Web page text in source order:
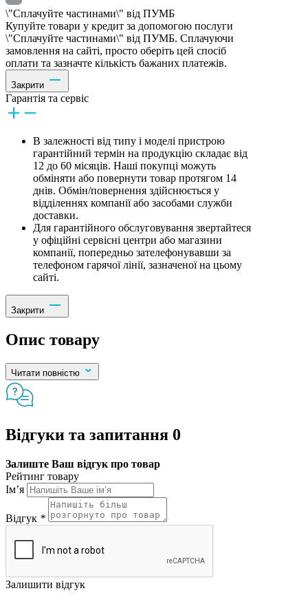
\"Сплачуйте частинами\" від ПУМБ
Купуйте товари у кредит за допомогою послуги
\"Сплачуйте частинами\" від ПУМБ. Сплачуючи
замовлення на сайті, просто оберіть цей спосіб
оплати та зазначте кількість бажаних платежів.
Закрити
Гарантія та сервіс
В залежності від типу і моделі пристрою
гарантійний термін на продукцію складає від
12 до 60 місяців. Наші покупці можуть
обміняти або повернути товар протягом 14
днів. Обмін/повернення здійснюється у
відділеннях компанії або засобами служби
доставки.
Для гарантійного обслуговування звертайтеся
у офіційні сервісні центри або магазини
компанії, попередньо зателефонувавши за
телефоном гарячої лінії, зазначеної на цьому
сайті.
Закрити
Опис товару
Читати повністю
Відгуки та запитання 0
Залиште Ваш відгук про товар
Рейтинг товару
Ім’я
Відгук *
Залишити відгук